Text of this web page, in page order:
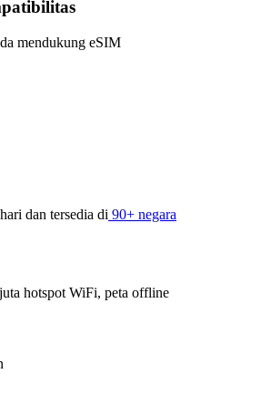
mendukung eSIM
dan tersedia di 90+ negara
hotspot WiFi, peta offline